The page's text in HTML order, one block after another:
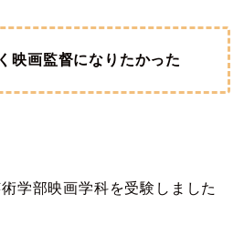
映画監督になりたかった
学部映画学科を受験しました